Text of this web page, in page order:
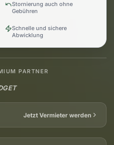
Stornierung auch ohne
Gebühren
Schnelle und sichere
Abwicklung
PARTNER
Jetzt Vermieter werden